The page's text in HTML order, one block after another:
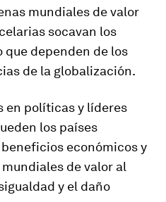
mundiales de valor
socavan los
dependen de los
de la globalización.
en políticas y líderes
los países
económicos y
de valor al
y el daño